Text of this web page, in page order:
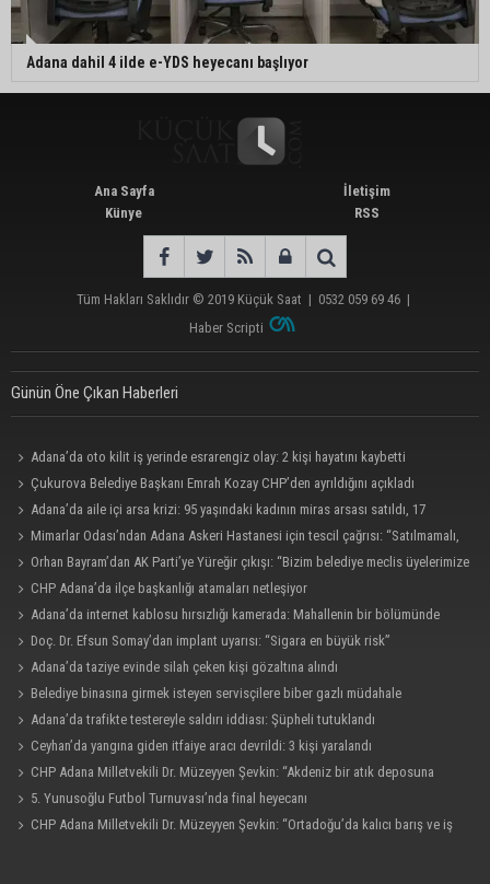
Adana dahil 4 ilde e-YDS heyecanı başlıyor
Ana Sayfa
Künye
İletişim
RSS
Tüm Hakları Saklıdır © 2019 Küçük Saat | 0532 059 69 46 |
Haber Scripti
Günün Öne Çıkan Haberleri
Adana’da oto kilit iş yerinde esrarengiz olay: 2 kişi hayatını kaybetti
Çukurova Belediye Başkanı Emrah Kozay CHP’den ayrıldığını açıkladı
Adana’da aile içi arsa krizi: 95 yaşındaki kadının miras arsası satıldı, 17
milyonun 13 milyonu harcandı
Mimarlar Odası’ndan Adana Askeri Hastanesi için tescil çağrısı: “Satılmamalı,
amaç dışı kullanılmamalı”
Orhan Bayram’dan AK Parti’ye Yüreğir çıkışı: “Bizim belediye meclis üyelerimize
ne yaptınız? Siz önce onu anlatın”
CHP Adana’da ilçe başkanlığı atamaları netleşiyor
Adana’da internet kablosu hırsızlığı kamerada: Mahallenin bir bölümünde
internet erişimi kesildi
Doç. Dr. Efsun Somay’dan implant uyarısı: “Sigara en büyük risk”
Adana’da taziye evinde silah çeken kişi gözaltına alındı
Belediye binasına girmek isteyen servisçilere biber gazlı müdahale
Adana’da trafikte testereyle saldırı iddiası: Şüpheli tutuklandı
Ceyhan’da yangına giden itfaiye aracı devrildi: 3 kişi yaralandı
CHP Adana Milletvekili Dr. Müzeyyen Şevkin: “Akdeniz bir atık deposuna
dönüşmemeli”
5. Yunusoğlu Futbol Turnuvası’nda final heyecanı
CHP Adana Milletvekili Dr. Müzeyyen Şevkin: “Ortadoğu’da kalıcı barış ve iş